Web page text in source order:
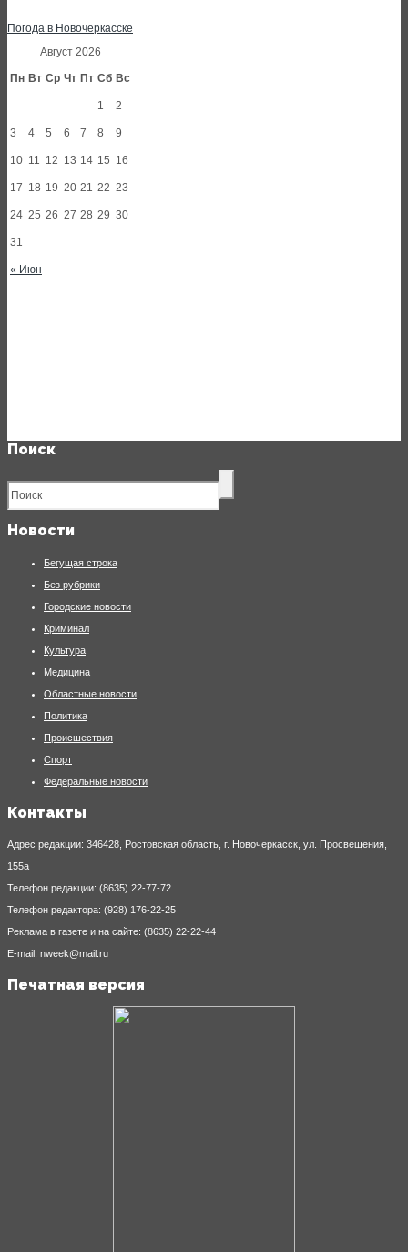
Погода в Новочеркасске
Август 2026
Пн Вт Ср Чт Пт Сб Вс
« Июн
1 2
3 4 5 6 7 8 9
10 11 12 13 14 15 16
17 18 19 20 21 22 23
24 25 26 27 28 29 30
31
Поиск
Новости
Бегущая строка
Без рубрики
Городские новости
Криминал
Культура
Медицина
Областные новости
Политика
Происшествия
Спорт
Федеральные новости
Контакты
Адрес редакции: 346428, Ростовская область, г. Новочеркасск, ул. Просвещения,
155а
Телефон редакции: (8635) 22-77-72
Телефон редактора: (928) 176-22-25
Реклама в газете и на сайте: (8635) 22-22-44
E-mail: nweek@mail.ru
Печатная версия